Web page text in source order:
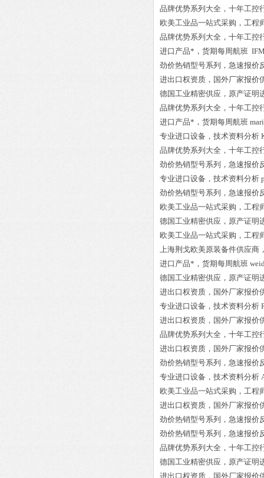
品牌优势系列大全，十年工控
欧美工业品一站式采购，工程
品牌优势系列大全，十年工控
进口产品*，货期每周航班
劲价热销型号系列，急速报价
进出口权资质，国外厂家报价
德国工业精密供应，原产证明
品牌优势系列大全，十年工控
进口产品*，货期每周航班
专业进口设备，技术资料分析
品牌优势系列大全，十年工控
劲价热销型号系列，急速报价
专业进口设备，技术资料分析
劲价热销型号系列，急速报价
欧美工业品一站式采购，工程
德国工业精密供应，原产证明
欧美工业品一站式采购，工程
上海荆戈欧美原装备件供应商
进口产品*，货期每周航班
德国工业精密供应，原产证明
进出口权资质，国外厂家报价
专业进口设备，技术资料分析
进出口权资质，国外厂家报价
品牌优势系列大全，十年工控
进出口权资质，国外厂家报价
劲价热销型号系列，急速报价
专业进口设备，技术资料分析
欧美工业品一站式采购，工程
进出口权资质，国外厂家报价
劲价热销型号系列，急速报价
劲价热销型号系列，急速报价
品牌优势系列大全，十年工控
德国工业精密供应，原产证明
进出口权资质，国外厂家报价